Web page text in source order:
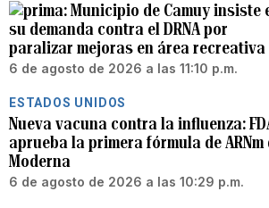
Municipio de Camuy insiste
su demanda contra el DRNA por
paralizar mejoras en área recreativa
6 de agosto de 2026 a las 11:10 p.m.
ESTADOS UNIDOS
Nueva vacuna contra la influenza:
aprueba la primera fórmula de ARNm
Moderna
6 de agosto de 2026 a las 10:29 p.m.